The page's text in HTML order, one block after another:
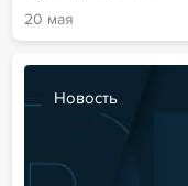
20 мая
Новость